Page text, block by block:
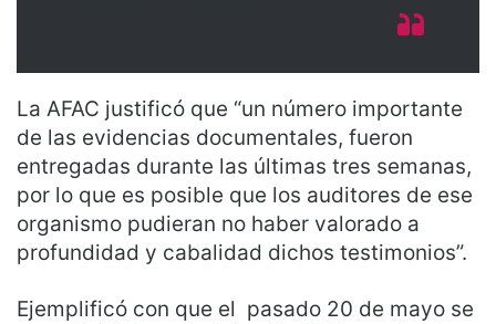
La AFAC justificó que “un número importante
de las evidencias documentales, fueron
entregadas durante las últimas tres semanas,
por lo que es posible que los auditores de ese
organismo pudieran no haber valorado a
profundidad y cabalidad dichos testimonios”.
Ejemplificó con que el pasado 20 de mayo se